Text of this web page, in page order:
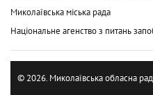
Миколаївська міська рада
Національне агенство з питань
© 2026. Миколаївська обласна